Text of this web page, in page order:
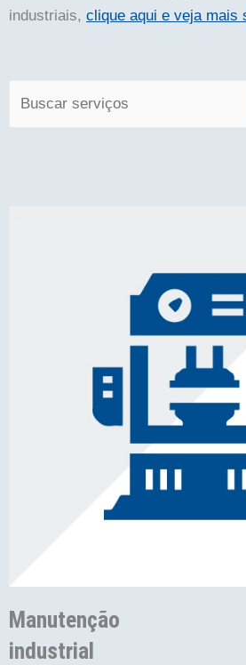
industriais, clique aqui e veja mais
Manutenção
industrial